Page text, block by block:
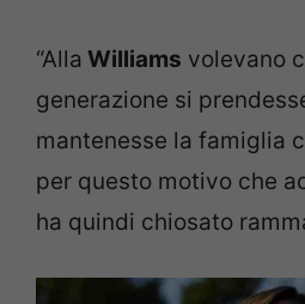
“Alla Williams volevano
generazione si
mantenesse la famiglia
per questo motivo che
ha quindi chiosato